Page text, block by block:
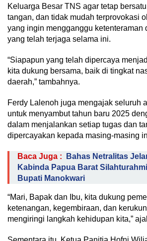
Keluarga Besar TNS agar tetap
tangan, dan tidak mudah terprovokasi
yang ingin mengganggu ketenteraman
yang telah terjaga selama ini.
“Siapapun yang telah dipercaya
kita dukung bersama, baik di tingkat
daerah,” tambahnya.
Ferdy Lalenoh juga mengajak seluruh
untuk menyambut tahun baru 2025
dalam menjalankan setiap tugas dan
dipercayakan kepada masing-masing
Baca Juga :
Bahas Netralitas
Kabinda Papua Barat
Bupati Manokwari
“Mari, Bapak dan Ibu, kita dukung
ketenangan, kegembiraan, dan
mengiringi langkah kehidupan kita,”